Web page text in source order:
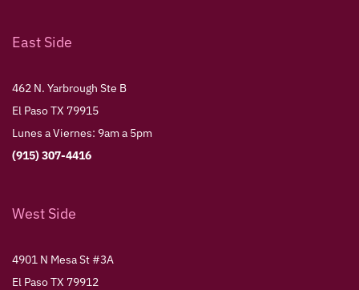
East Side
462 N. Yarbrough Ste B
El Paso TX 79915
Lunes a Viernes: 9am a 5pm
(915) 307-4416
West Side
4901 N Mesa St #3A
El Paso TX 79912